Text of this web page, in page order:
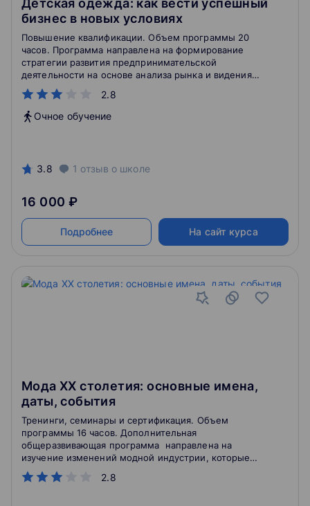
Детская одежда: как вести успешный
бизнес в новых условиях
2.8
Повышение квалификации. Объем программы 20
часов. Программа направлена на формирование
стратегии развития предпринимательской
деятельности на основе анализа рынка и видения
перспективных ниш в ассортиментной политике и
маркетинговой активности.
Очное обучение
3.8 1 отзыв о школе
16 000 ₽
Подробнее На сайт курса
Мода ХХ столетия: основные имена,
даты, события
2.8
Тренинги, семинары и сертификация. Объем
программы 16 часов. Дополнительная
общеразвивающая программа направлена на
изучение изменений модной индустрии, которые
тесно связаны с историческими событиями в мире.